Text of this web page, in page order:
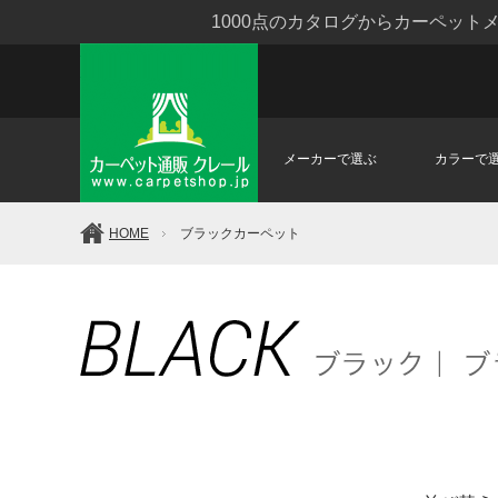
1000点のカタログからカーペット
メーカーで選ぶ カラーで
HOME ブラックカーペット